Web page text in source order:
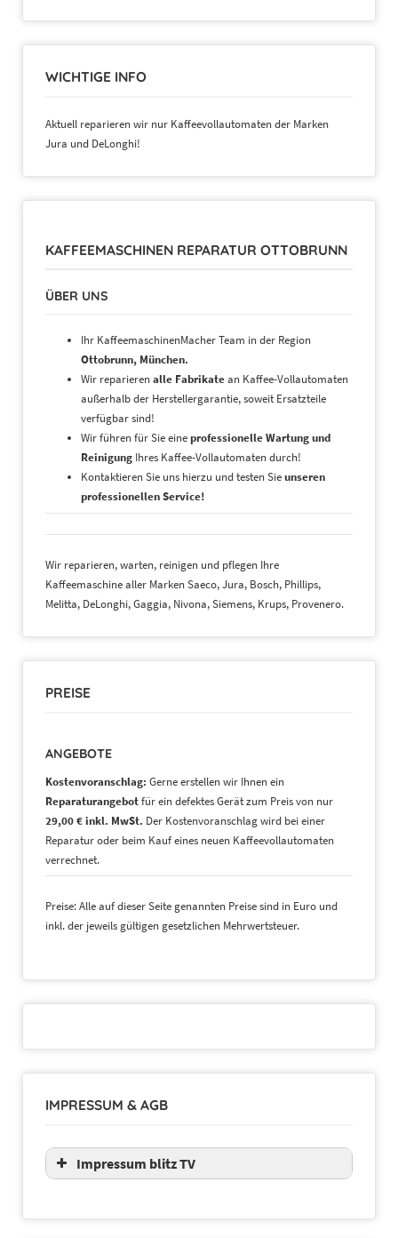
WICHTIGE INFO
Aktuell reparieren wir nur Kaffeevollautomaten der Marken
Jura und DeLonghi!
KAFFEEMASCHINEN REPARATUR OTTOBRUNN
ÜBER UNS
Ihr KaffeemaschinenMacher Team in der Region
Ottobrunn, München.
Wir reparierenalle Fabrikatean Kaffee-Vollautomaten
außerhalb der Herstellergarantie, soweit Ersatzteile
verfügbar sind!
Wir führen für Sie eineprofessionelle Wartung und
Reinigung Ihres Kaffee-Vollautomaten durch!
Kontaktieren Sie uns hierzu und testen Sieunseren
professionellen Service!
Wir reparieren, warten, reinigen und pflegen Ihre
Kaffeemaschine aller Marken Saeco, Jura, Bosch, Phillips,
Melitta, DeLonghi, Gaggia, Nivona, Siemens, Krups, Provenero.
PREISE
ANGEBOTE
Kostenvoranschlag: Gerne erstellen wir Ihnen ein
Reparaturangebotfür ein defektes Gerät zum Preis von nur
29,00€ inkl. MwSt. Der Kostenvoranschlag wird bei einer
Reparatur oder beim Kauf eines neuen Kaffeevollautomaten
verrechnet.
Preise: Alle auf dieser Seite genannten Preise sind in Euro und
inkl. der jeweils gültigen gesetzlichen Mehrwertsteuer.
IMPRESSUM & AGB
Impressum blitz TV